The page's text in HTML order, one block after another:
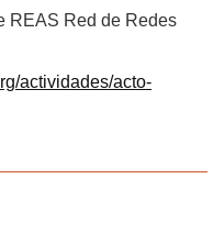
REAS Red de Redes
actividades/acto-